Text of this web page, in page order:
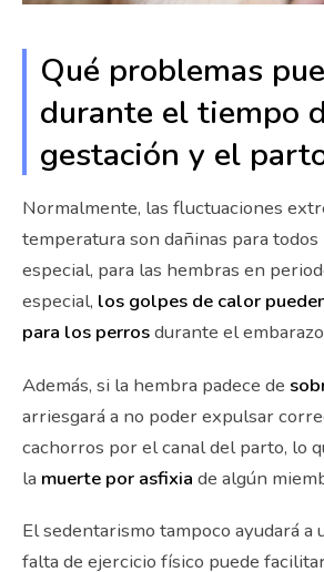
Qué problemas
durante el tiempo
gestación y el
Normalmente, las fluctuaciones
temperatura son dañinas para todos
especial, para las hembras en
especial, los golpes de calor
para los perrosdurante el
Además, si la hembra padece de
arriesgará a no poder expulsar
cachorros por el canal del parto, lo
la muerte por asfixia de algún
El sedentarismo tampoco ayudará a
falta de ejercicio físico puede